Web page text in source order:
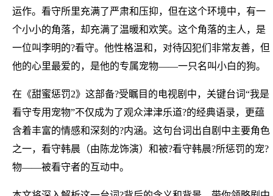
运作。看守所里充满了严肃和压抑，但在这个环境中，有一
个小小的角落，却充满了温暖和欢笑。这个角落的主人，是
一位叫李明的?看守。他性格温和，对待囚犯们非常友善，但
他的心里最爱的，是他的专属宠物——一只名叫小白的狗。
在《甜蜜惩罚2》这部备?受瞩目的电视剧中，关键台词“我是
看守专用宠物”不仅成为了观众津津乐道?的经典语录，更蕴
含着丰富的情感和深刻的?内涵。这句台词出自剧中主要角色
之一，看守韩晨（由陈龙饰演）和被?看守韩晨?所惩罚的宠?
物——被看守者的互动中。